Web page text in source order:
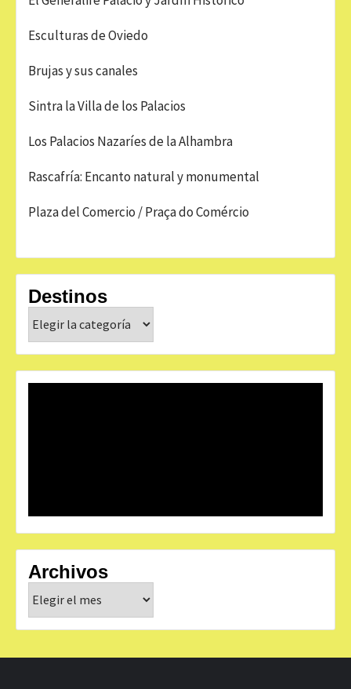
Esculturas de Oviedo
Brujas y sus canales
Sintra la Villa de los Palacios
Los Palacios Nazaríes de la Alhambra
Rascafría: Encanto natural y monumental
Plaza del Comercio / Praça do Comércio
Destinos
Archivos